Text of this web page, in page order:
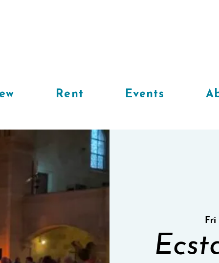
Rent Events
Fri